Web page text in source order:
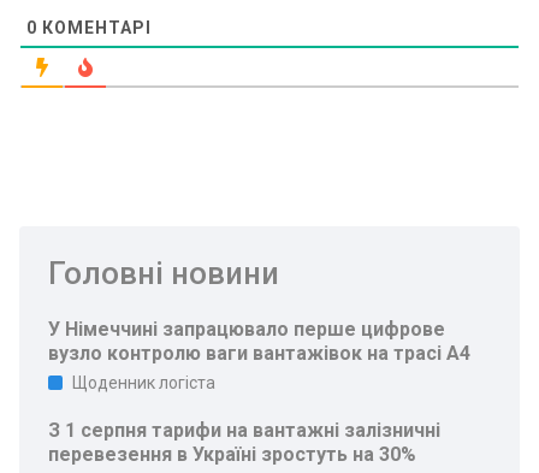
0 КОМЕНТАРІ
Головні новини
У Німеччині запрацювало перше цифрове
вузло контролю ваги вантажівок на трасі A4
Щоденник логіста
З 1 серпня тарифи на вантажні залізничні
перевезення в Україні зростуть на 30%